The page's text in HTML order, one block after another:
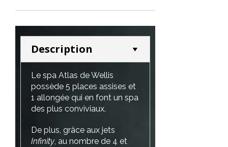
Description
Le spa Atlas de Wellis
possède 5 places assises et
1 allongée qui en font un spa
des plus conviviaux.
De plus, grâce aux jets
Infinity, au nombre de 4 et